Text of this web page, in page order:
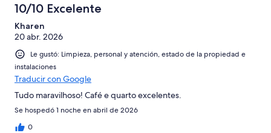
10/10 Excelente
Kharen
20 abr. 2026
Le gustó: Limpieza, personal y atención, estado de la propiedad e
instalaciones
Traducir con Google
Tudo maravilhoso! Café e quarto excelentes.
Se hospedó 1 noche en abril de 2026
0